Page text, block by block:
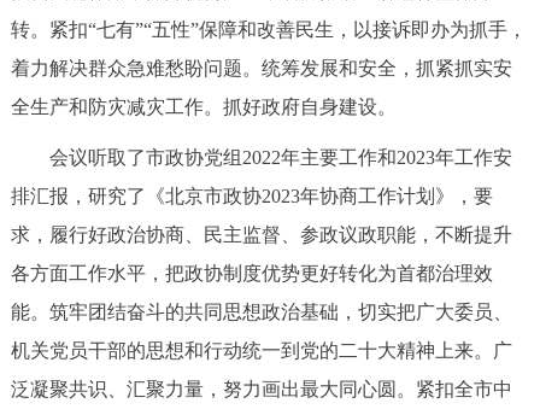
转。紧扣“七有”“五性”保障和改善民生，以接诉即办为抓手，
着力解决群众急难愁盼问题。统筹发展和安全，抓紧抓实安
全生产和防灾减灾工作。抓好政府自身建设。
会议听取了市政协党组2022年主要工作和2023年工作安
排汇报，研究了《北京市政协2023年协商工作计划》，要
求，履行好政治协商、民主监督、参政议政职能，不断提升
各方面工作水平，把政协制度优势更好转化为首都治理效
能。筑牢团结奋斗的共同思想政治基础，切实把广大委员、
机关党员干部的思想和行动统一到党的二十大精神上来。广
泛凝聚共识、汇聚力量，努力画出最大同心圆。紧扣全市中